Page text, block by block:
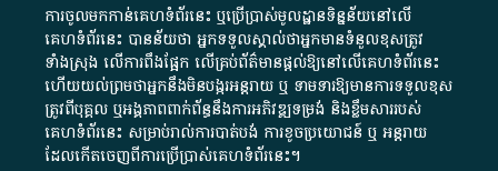
ការចូលមកកាន់គេហទំព័រនេះ ឬប្រើប្រាស់មូលដ្ឋានទិន្នន័យនៅលើ
គេហទំព័រនេះ បានន័យថា អ្នកទទួលស្គាល់ថាអ្នកមានទំនួលខុសត្រូវ
ទាំងស្រុង លើការពឹងផ្អែក លើគ្រប់ព័ត៌មានផ្តល់ឱ្យនៅលើគេហទំព័រនេះ
ហើយយល់ព្រមថាអ្នកនឹងមិនបង្ករអន្តរាយ ឬ ទាមទារ​ឱ្យមានការទទួលខុស​
ត្រូវពីបុគ្គល ឬអង្គភាពពាក់ព័ន្ធនឹងការអភិវឌ្ឍទម្រង់ និងខ្លឹមសាររបស់
គេហទំព័រនេះ សម្រាប់រាល់ការបាត់បង់ ការខូចប្រយោជន៍ ឬ អន្តរាយ
ដែលកើតចេញពីការប្រើប្រាស់គេហទំព័រនេះ។